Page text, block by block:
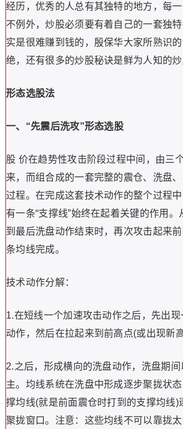
经历，优秀的人总有其独特的地方，每
不例外，炒股必须要有着自己的一套独
实是很难赚到钱的，殷保华大家所熟识
绝，还有很多的炒股秘诀是鲜为人知的炒
形态选股法
一、“先震后洗攻”形态选股
股 价在趋势性攻击阶段过程中间，由三
来，而组合成的一套完整的震仓、洗盘
过程。在完成这套技术动作的整个过程
有一条“支撑线”始终在起着关键的作用。
到最后洗盘动作结束时，再次攻击起来
条均线完成。
技术动作分解：
1.在短线一个加速攻击动作之后，先出
动作，然后在拉起来到前高点(或出现新
2.之后，形成横向的洗盘动作，洗盘期
主。均线系统在洗盘中形成逐步聚拢状
撑均线(就是前面震仓时打到的支撑均线)
聚拢窗口。注意：这些均线不可以靠拢